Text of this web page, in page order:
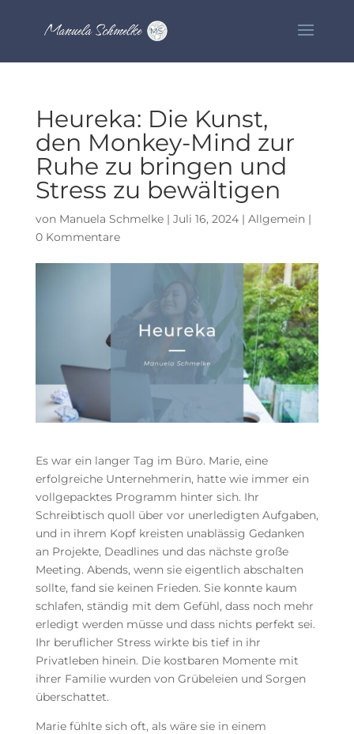
Heureka: Die Kunst,
den Monkey-Mind zur
Ruhe zu bringen und
Stress zu bewältigen
von Manuela Schmelke| Juli 16, 2024| Allgemein|
0 Kommentare
Es war ein langer Tag im Büro. Marie, eine
erfolgreiche Unternehmerin, hatte wie immer ein
vollgepacktes Programm hinter sich. Ihr
Schreibtisch quoll über vor unerledigten Aufgaben,
und in ihrem Kopf kreisten unablässig Gedanken
an Projekte, Deadlines und das nächste große
Meeting. Abends, wenn sie eigentlich abschalten
sollte, fand sie keinen Frieden. Sie konnte kaum
schlafen, ständig mit dem Gefühl, dass noch mehr
erledigt werden müsse und dass nichts perfekt sei.
Ihr beruflicher Stress wirkte bis tief in ihr
Privatleben hinein. Die kostbaren Momente mit
ihrer Familie wurden von Grübeleien und Sorgen
überschattet.
Marie fühlte sich oft, als wäre sie in einem